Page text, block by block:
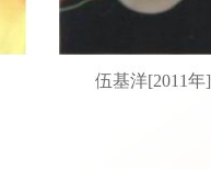
伍基洋[2011年]